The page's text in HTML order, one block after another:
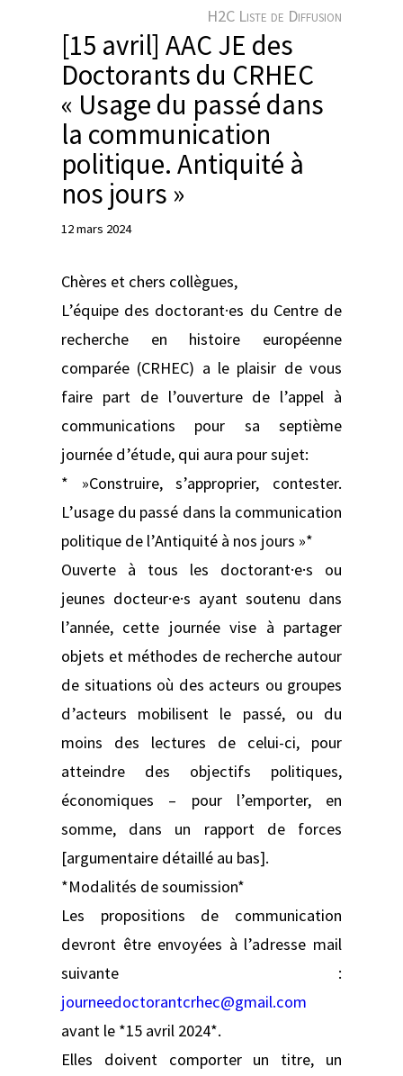
r
H2C Liste de Diffusion
[15 avril] AAC JE des
Doctorants du CRHEC
« Usage du passé dans
la communication
politique. Antiquité à
nos jours »
12 mars 2024
Chères et chers collègues,
L’équipe des doctorant·es du Centre de
recherche en histoire européenne
comparée (CRHEC) a le plaisir de vous
faire part de l’ouverture de l’appel à
communications pour sa septième
journée d’étude, qui aura pour sujet:
* »Construire, s’approprier, contester.
L’usage du passé dans la communication
politique de l’Antiquité à nos jours »*
Ouverte à tous les doctorant·e·s ou
jeunes docteur·e·s ayant soutenu dans
l’année, cette journée vise à partager
objets et méthodes de recherche autour
de situations où des acteurs ou groupes
d’acteurs mobilisent le passé, ou du
moins des lectures de celui-ci, pour
atteindre des objectifs politiques,
économiques – pour l’emporter, en
somme, dans un rapport de forces
[argumentaire détaillé au bas].
*Modalités de soumission*
Les propositions de communication
devront être envoyées à l’adresse mail
suivante :
journeedoctorantcrhec@gmail.com
avant le *15 avril 2024*.
Elles doivent comporter un titre, un